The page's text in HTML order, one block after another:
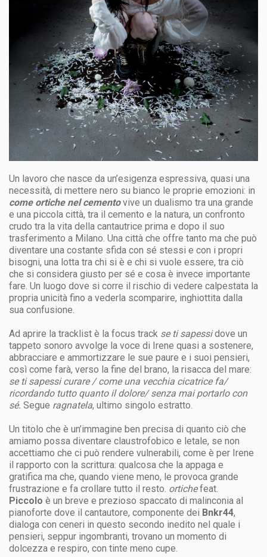
Un lavoro che nasce da un’esigenza espressiva, quasi una
necessità, di mettere nero su bianco le proprie emozioni: in
come ortiche nel cementovive un dualismo tra una grande
e una piccola città, tra il cemento e la natura, un confronto
crudo tra la vita della cantautrice prima e dopo il suo
trasferimento a Milano. Una città che offre tanto ma che può
diventare una costante sfida con sé stessi e con i propri
bisogni, una lotta tra chi si è e chi si vuole essere, tra ciò
che si considera giusto per sé e cosa è invece importante
fare. Un luogo dove si corre il rischio di vedere calpestata la
propria unicità fino a vederla scomparire, inghiottita dalla
sua confusione.
Ad aprire la tracklist è la focus track se ti sapessidove un
tappeto sonoro avvolge la voce di Irene quasi a sostenere,
abbracciare e ammortizzare le sue paure e i suoi pensieri,
così come farà, verso la fine del brano, la risacca del mare:
se ti sapessi curare / come una vecchia cicatrice fa/
ricordando tutto quanto il dolore/ senza mai portarlo con
sé. Segue ragnatela, ultimo singolo estratto.
Un titolo che è un’immagine ben precisa di quanto ciò che
amiamo possa diventare claustrofobico e letale, se non
accettiamo che ci può rendere vulnerabili, come è per Irene
il rapporto con la scrittura: qualcosa che la appaga e
gratifica ma che, quando viene meno, le provoca grande
frustrazione e fa crollare tutto il resto. ortichefeat.
Piccolo è un breve e prezioso spaccato di malinconia al
pianoforte dove il cantautore, componente dei Bnkr44,
dialoga con ceneri in questo secondo inedito nel quale i
pensieri, seppur ingombranti, trovano un momento di
dolcezza e respiro, con tinte meno cupe.